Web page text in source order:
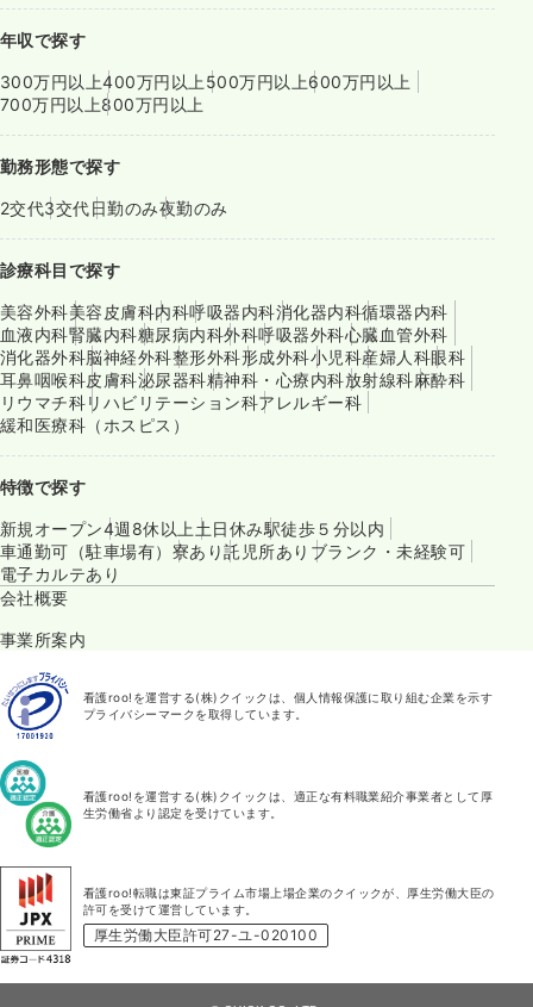
年収で探す
300万円以上400万円以上 500万円以上600万円以上
700万円以上800万円以上
勤務形態で探す
2交代3交代日勤のみ夜勤のみ
診療科目で探す
美容外科美容皮膚科内科呼吸器内科消化器内科循環器内科
血液内科腎臓内科糖尿病内科外科呼吸器外科心臓血管外科
消化器外科脳神経外科整形外科形成外科小児科産婦人科眼科
耳鼻咽喉科皮膚科泌尿器科精神科・心療内科放射線科麻酔科
リウマチ科リハビリテーション科アレルギー科
緩和医療科（ホスピス）
特徴で探す
新規オープン4週8休以上 土日休み駅徒歩５分以内
車通勤可（駐車場有） 寮あり託児所あり ブランク・未経験可
電子カルテあり
会社概要
事業所案内
看護roo!を運営する(株)クイックは、個人情報保護に取り組む企業を示す
プライバシーマークを取得しています。
看護roo!を運営する(株)クイックは、適正な有料職業紹介事業者として厚
生労働省より認定を受けています。
看護roo!転職は東証プライム市場上場企業のクイックが、厚生労働大臣の
許可を受けて運営しています。
厚生労働大臣許可27-ユ-020100